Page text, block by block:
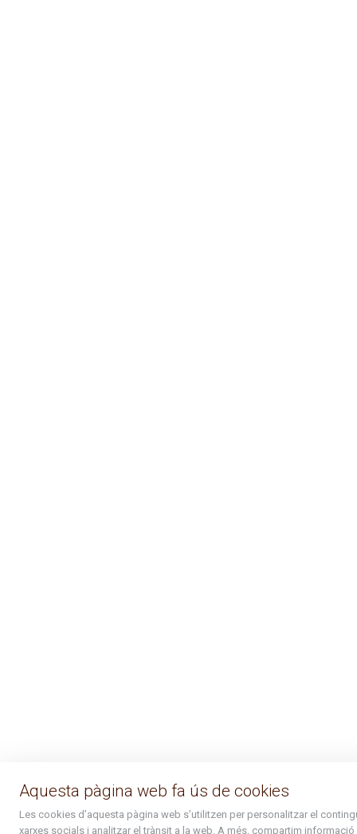
Aquesta pàgina web fa ús de cookies
Les cookies d’aquesta pàgina web s’utilitzen per personalitzar el
xarxes socials i analitzar el trànsit a la web. A més, compartim informació